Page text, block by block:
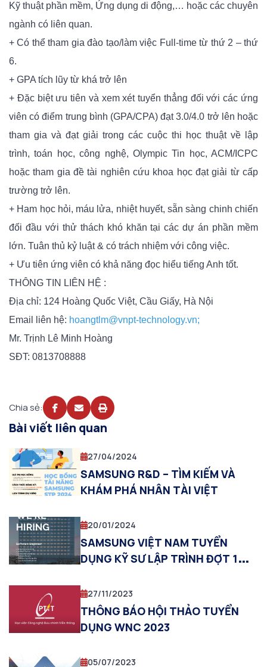
Kỹ thuật phần mềm, Ứng dụng di động,… hoặc các chuyên
ngành có liên quan.
+ Có thể tham gia đào tạo/làm việc Full-time từ thứ 2 – thứ
6.
+ GPA tích lũy từ khá trở lên
+ Đặc biệt ưu tiên và xem xét tuyển thẳng đối với các ứng
viên có điểm trung bình (GPA/CPA) đạt 3.0/4.0 trở lên hoặc
tham gia và đạt giải trong các cuộc thi học thuật về lập
trình, toán học, công nghệ, Olympic Tin học, ACM/ICPC
hoặc tham gia đề tài nghiên cứu khoa học đạt giải từ cấp
trường trở lên.
+ Ham học hỏi, máu lửa, nhiệt huyết, sẵn sàng chinh chiến
đối đầu với thử thách khó khăn tại các dự án phần mềm
lớn. Tuân thủ kỷ luật & có trách nhiệm với công việc.
+ Ưu tiên ứng viên có khả năng đọc hiểu tiếng Anh tốt.
THÔNG TIN LIÊN HỆ :
Địa chỉ: 124 Hoàng Quốc Việt, Cầu Giấy, Hà Nội
Email liên hệ: hoangtlm@vnpt-technology.vn;
Mr. Trịnh Lê Minh Hoàng
SĐT: 0813708888
Chia sẻ:
Bài viết liên quan
27/04/2024
SAMSUNG R&D – TÌM KIẾM VÀ
KHÁM PHÁ NHÂN TÀI VIỆT
20/01/2024
SAMSUNG VIỆT NAM TUYỂN
DỤNG KỸ SƯ LẬP TRÌNH ĐỢT 1
27/11/2023
THÔNG BÁO HỘI THẢO TUYỂN
DỤNG WNC 2023
05/07/2023